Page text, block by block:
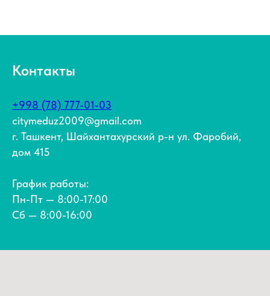
Контакты
+998 (78) 777-01-03
citymeduz2009@gmail.com
г. Ташкент, Шайхантахурский р-н ул. Фаробий,
дом 415
График работы:
Пн-Пт — 8:00-17:00
Сб — 8:00-16:00